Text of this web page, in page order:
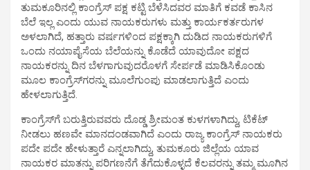
ತುಮಕೂರಿನಲ್ಲಿ ಕಾಂಗ್ರೆಸ್ ಪಕ್ಷ ಕಟ್ಟಿ ಬೆಳೆಸಿದವರ ಮಾತಿಗೆ ಕವಡೆ ಕಾಸಿನ
ಬೆಲೆ ಇಲ್ಲ ಎಂದು ಯುವ ನಾಯಕರುಗಳು ಮತ್ತು ಕಾರ್ಯಕರ್ತರುಗಳ
ಅಳಲಾಗಿದೆ, ಹತ್ತಾರು ವರ್ಷಗಳಿಂದ ಪಕ್ಷಕ್ಕಾಗಿ ದುಡಿದ ನಾಯಕರುಗಳಿಗೆ
ಒಂದು ನಯಾಪೈಸೆಯ ಬೆಲೆಯನ್ನು ಕೊಡೆದೆ ಯಾವುದೋ ಪಕ್ಷದ
ನಾಯಕರನ್ನು ದಿನ ಬೆಳಗಾಗುವುದರೊಳಗೆ ಸೇರ್ಪಡೆ ಮಾಡಿಸಿಕೊಂಡು
ಮೂಲ ಕಾಂಗ್ರೆಸ್‍ಗರನ್ನು ಮೂಲೆಗುಂಪು ಮಾಡಲಾಗುತ್ತಿದೆ ಎಂದು
ಹೇಳಲಾಗುತ್ತಿದೆ.
ಕಾಂಗ್ರೆಸ್‍ಗೆ ಬರುತ್ತಿರುವವರು ದೊಡ್ಡ ಶ್ರೀಮಂತ ಕುಳಗಳಾಗಿದ್ದು, ಟಿಕೆಟ್
ನೀಡಲು ಹಣವೇ ಮಾನದಂಡವಾಗಿದೆ ಎಂದು ರಾಜ್ಯ ಕಾಂಗ್ರೆಸ್ ನಾಯಕರು
ಪದೇ ಪದೇ ಹೇಳುತ್ತಾರೆ ಎನ್ನಲಾಗಿದ್ದು, ತುಮಕೂರು ಜಿಲ್ಲೆಯ ಯಾವ
ನಾಯಕರ ಮಾತನ್ನು ಪರಿಗಣನೆಗೆ ತೆಗೆದುಕೊಳ್ಳದೆ ಕೆಲವರನ್ನು ತಮ್ಮ ಮೂಗಿನ